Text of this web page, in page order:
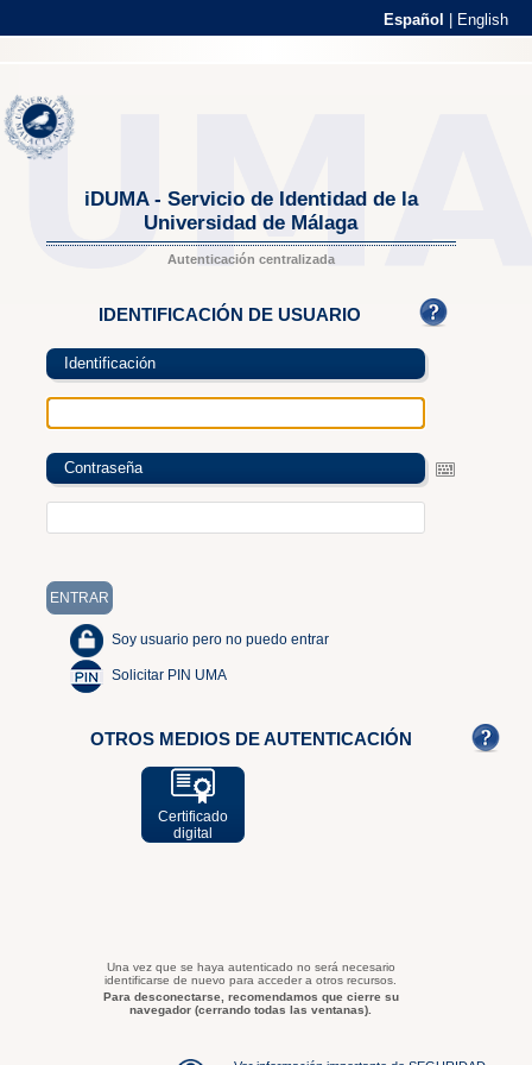
Español English
iDUMA - Servicio de Identidad de la
Universidad de Málaga
Autenticación centralizada
IDENTIFICACIÓN DE USUARIO
Identificación
Contraseña
Soy usuario pero no puedo entrar
Solicitar PIN UMA
OTROS MEDIOS DE AUTENTICACIÓN
Certificado
digital
Una vez que se haya autenticado no será necesario
identificarse de nuevo para acceder a otros recursos.
Para desconectarse, recomendamos que cierre su
navegador (cerrando todas las ventanas).